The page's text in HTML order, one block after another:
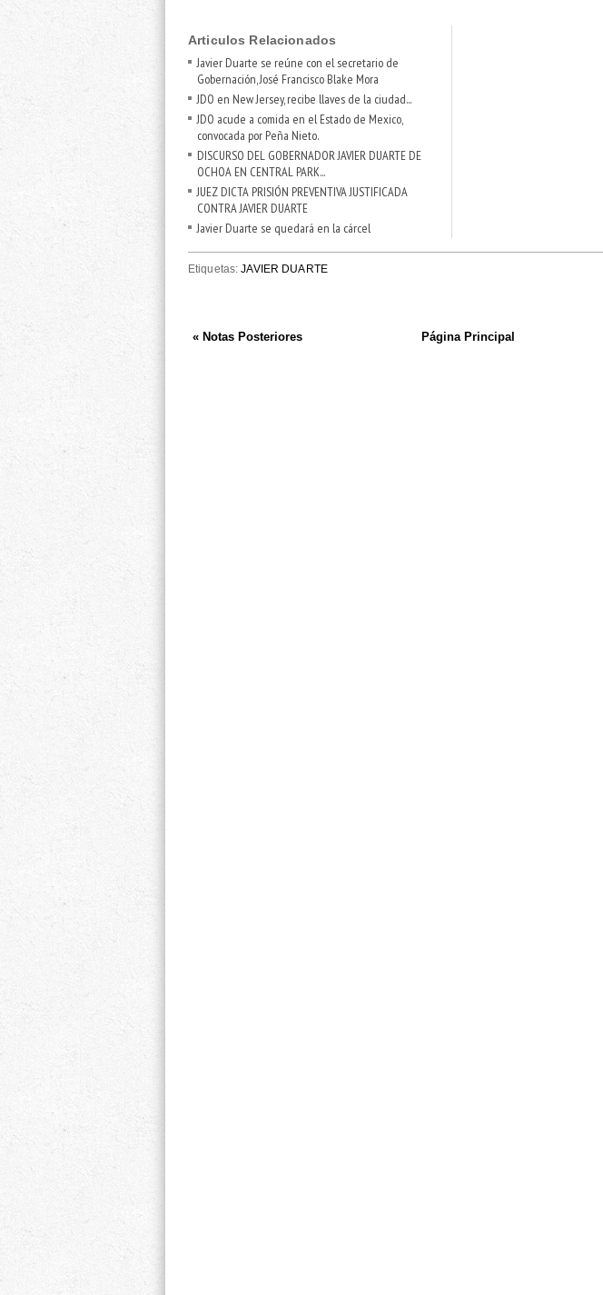
Articulos Relacionados
Javier Duarte se reúne con el secretario de
Gobernación, José Francisco Blake Mora
JDO en New Jersey, recibe llaves de la ciudad...
JDO acude a comida en el Estado de Mexico,
convocada por Peña Nieto.
DISCURSO DEL GOBERNADOR JAVIER DUARTE DE
OCHOA EN CENTRAL PARK...
JUEZ DICTA PRISIÓN PREVENTIVA JUSTIFICADA
CONTRA JAVIER DUARTE
Javier Duarte se quedará en la cárcel
Etiquetas:JAVIER DUARTE
« Notas Posteriores Página Principal